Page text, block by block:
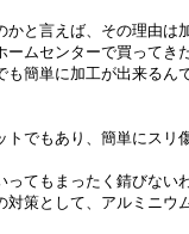
と言えば、その理由は
ムセンターで買ってき
簡単に加工が出来るんで
トでもあり、簡単にスリ
てもまったく錆びない
対策として、アルミニウ